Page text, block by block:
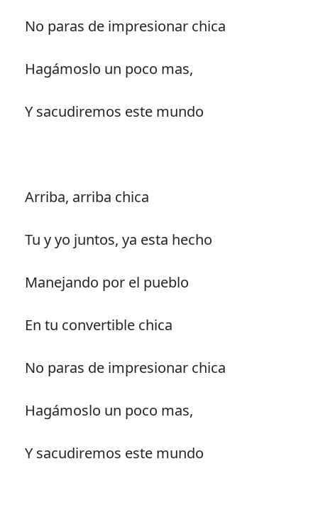
No paras de impresionar chica
Hagámoslo un poco mas,
Y sacudiremos este mundo
Arriba, arriba chica
Tu y yo juntos, ya esta hecho
Manejando por el pueblo
En tu convertible chica
No paras de impresionar chica
Hagámoslo un poco mas,
Y sacudiremos este mundo